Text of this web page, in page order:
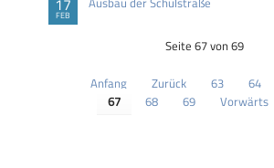
17
FEB
Seite 67 von 69
Anfang Zurück 63 64
67
68 69 Vorwärts